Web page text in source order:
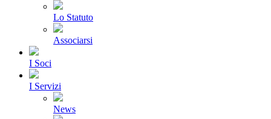
Lo Statuto
Associarsi
I Soci
I Servizi
News